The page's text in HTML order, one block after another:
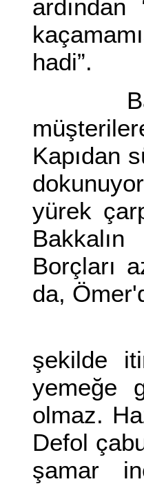
hadi”.
Kapıdan
yürek
Borçları
da,
şekilde
yemeğe
olmaz.
Defol
şamar